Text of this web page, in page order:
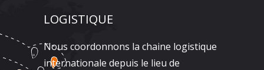
LOGISTIQUE
Nous coordonnons la chaine logistique
internationale depuis le lieu de